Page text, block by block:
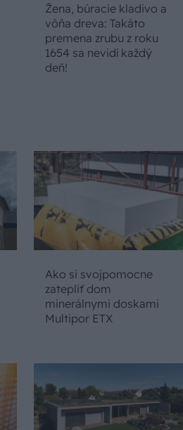
Žena, búracie kladivo a
vôňa dreva: Takáto
premena zrubu z roku
1654 sa nevidí každý
deň!
Ako si svojpomocne
zatepliť dom
minerálnymi doskami
Multipor ETX